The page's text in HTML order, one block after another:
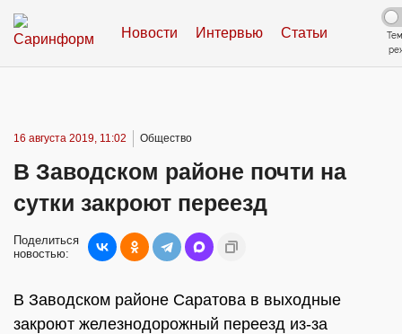
Новости Интервью Статьи
16 августа 2019, 11:02 Общество
В Заводском районе почти на
сутки закроют переезд
Поделиться
новостью:
В Заводском районе Саратова в выходные
закроют железнодорожный переезд из-за